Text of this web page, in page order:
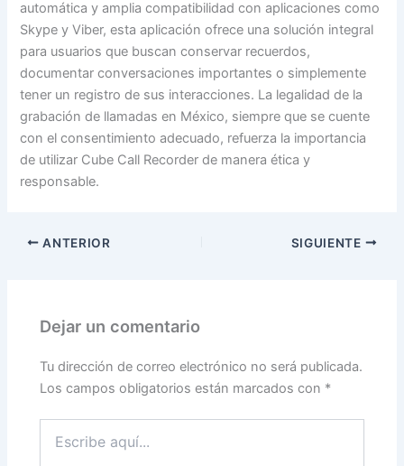
automática y amplia compatibilidad con aplicaciones como
Skype y Viber, esta aplicación ofrece una solución integral
para usuarios que buscan conservar recuerdos,
documentar conversaciones importantes o simplemente
tener un registro de sus interacciones. La legalidad de la
grabación de llamadas en México, siempre que se cuente
con el consentimiento adecuado, refuerza la importancia
de utilizar Cube Call Recorder de manera ética y
responsable.
ANTERIOR SIGUIENTE
Dejar un comentario
Tu dirección de correo electrónico no será publicada.
Los campos obligatorios están marcados con *
aquí...